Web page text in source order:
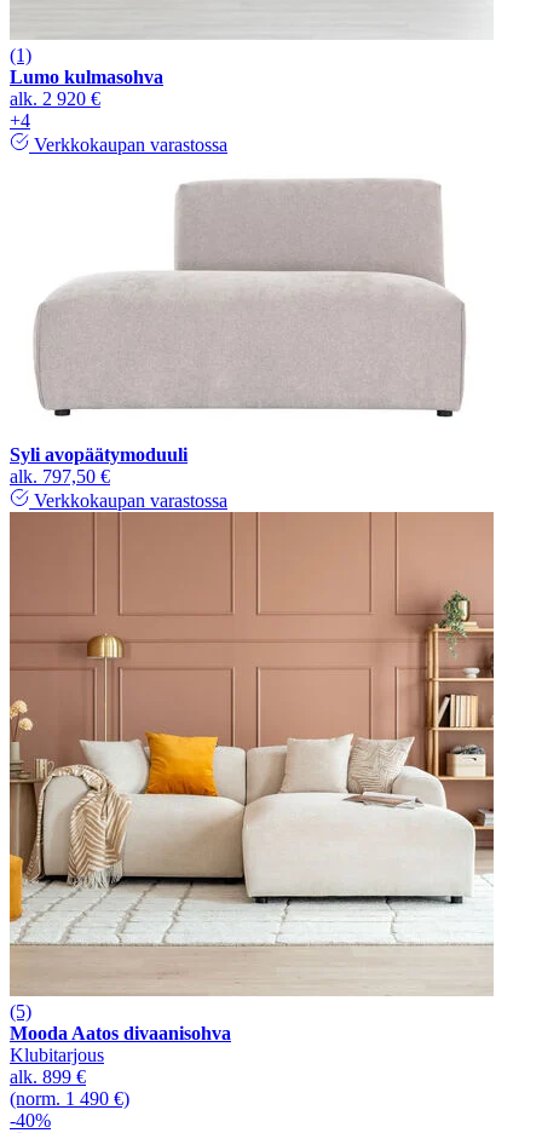
(1)
Lumo kulmasohva
alk. 2 920 €
+4
Verkkokaupan varastossa
Syli avopäätymoduuli
alk. 797,50 €
Verkkokaupan varastossa
(5)
Mooda Aatos divaanisohva
Klubitarjous
alk. 899 €
(norm. 1 490 €)
-40%